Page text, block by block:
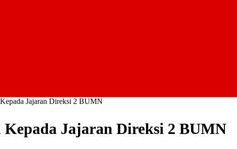
Jajaran Direksi 2 BUMN
Jajaran Direksi 2 BUMN